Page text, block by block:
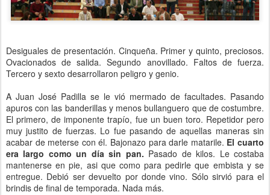
Desiguales de presentación. Cinqueña. Primer y quinto, preciosos.
Ovacionados de salida. Segundo anovillado. Faltos de fuerza.
Tercero y sexto desarrollaron peligro y genio.
A Juan José Padilla se le vió mermado de facultades. Pasando
apuros con las banderillas y menos bullanguero que de costumbre.
El primero, de imponente trapío, fue un buen toro. Repetidor pero
muy justito de fuerzas. Lo fue pasando de aquellas maneras sin
acabar de meterse con él. Bajonazo para darle matarile. El cuarto
era largo como un día sin pan. Pasado de kilos. Le costaba
mantenerse en pie, asi que como para pedirle que embista y se
entregue. Debió ser devuelto por donde vino. Sólo sirvió para el
brindis de final de temporada. Nada más.